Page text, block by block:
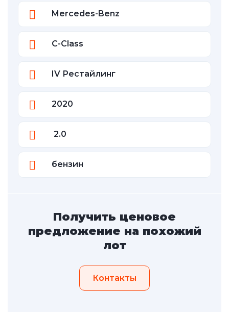
Mercedes-Benz
C-Class
IV Рестайлинг
2020
2.0
бензин
Получить ценовое
предложение на похожий
лот
Контакты